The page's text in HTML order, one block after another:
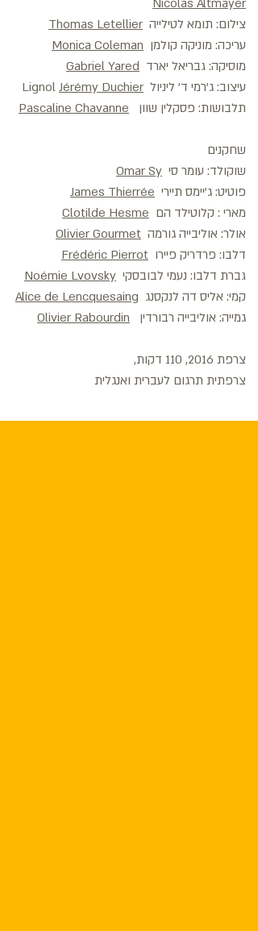
Nicolas Altmayer
צילום: תומא לטילייה Thomas Letellier
עריכה: מוניקה קולמן Monica Coleman
מוסיקה: גבריאל יארד Gabriel Yared
עיצוב: ג'רמי ד' ליניול Lignol Jérémy Duchier
תלבושות: פסקלין שוון Pascaline Chavanne
שחקנים
שוקולד: עומר סי Omar Sy
פוטיט: ג'יימס תיירי James Thierrée
מארי : קלוטילד הם Clotilde Hesme
אולר: אוליבייה גורמה Olivier Gourmet
דלבו: פרדריק פיירו Frédéric Pierrot
גברת דלבו: נעמי לבובסקי Noémie Lvovsky
קמי: אליס דה לנקסנג Alice de Lencquesaing
גמייה: אוליבייה רבורדין Olivier Rabourdin
צרפת 2016, 110 דקות,
צרפתית תרגום לעברית ואנגלית